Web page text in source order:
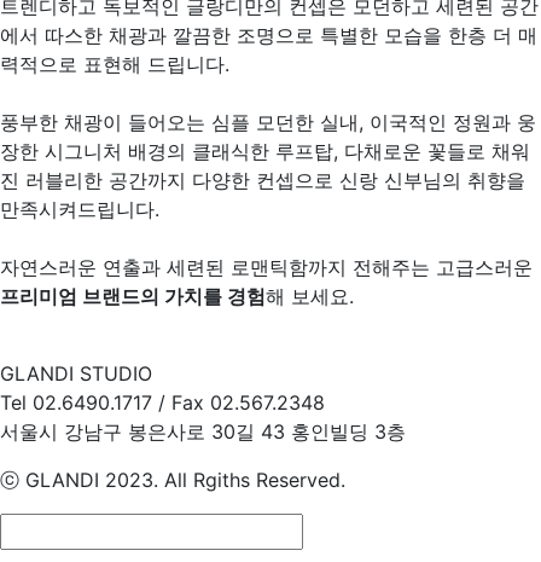
트렌디하고 독보적인 글랑디만의 컨셉은 모던하고 세련된 공간
에서 따스한 채광과 깔끔한 조명으로 특별한 모습을 한층 더 매
력적으로 표현해 드립니다.
풍부한 채광이 들어오는 심플 모던한 실내, 이국적인 정원과 웅
장한 시그니처 배경의 클래식한 루프탑, 다채로운 꽃들로 채워
진 러블리한 공간까지 다양한 컨셉으로 신랑 신부님의 취향을
만족시켜드립니다.
자연스러운 연출과 세련된 로맨틱함까지 전해주는 고급스러운
프리미엄 브랜드의 가치를 경험해 보세요.
GLANDI STUDIO
Tel 02.6490.1717 / Fax 02.567.2348
서울시 강남구 봉은사로 30길 43 홍인빌딩 3층
ⓒ GLANDI 2023. All Rgiths Reserved.